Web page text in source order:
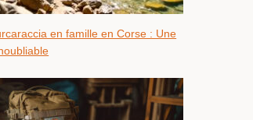
en famille en Corse : Une